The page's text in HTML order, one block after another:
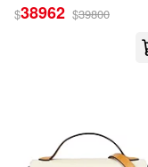
Parker(25)
Moore(23)
Houghton
Paperblanks(15)
$38962 $39800